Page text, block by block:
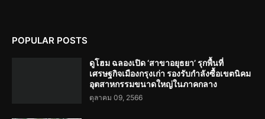
POPULAR POSTS
ดูโฮม ฉลองเปิด ‘สาขาอยุธยา’ รุกพื้นที่
เศรษฐกิจเมืองกรุงเก่า รองรับกำลังซื้อเขตนิคม
อุตสาหกรรมขนาดใหญ่ในภาคกลาง
ตุลาคม 09, 2566